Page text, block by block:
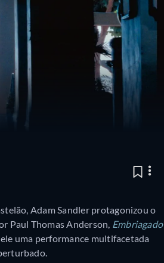
Adam Sandler protagonizou o
Paul Thomas Anderson, Embriagado
uma performance multifacetada